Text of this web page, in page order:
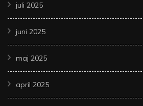
juli 2025
juni 2025
maj 2025
april 2025